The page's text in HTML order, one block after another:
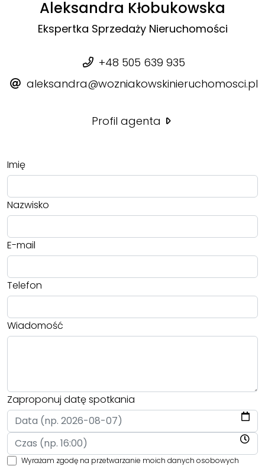
Aleksandra Kłobukowska
Ekspertka Sprzedaży Nieruchomości
+48 505 639 935
aleksandra@wozniakowskinieruchomosci.pl
Profil agenta
Imię
Nazwisko
E-mail
Telefon
Wiadomość
Zaproponuj datę spotkania
Wyrażam zgodę na przetwarzanie moich danych osobowych